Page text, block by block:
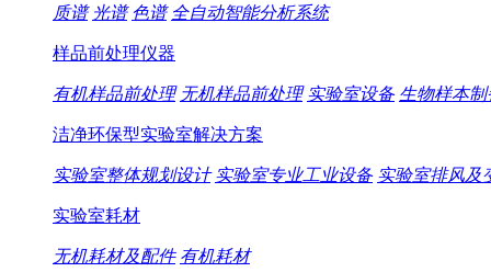
质谱 光谱 色谱 全自动智能分析系统
样品前处理仪器
有机样品前处理 无机样品前处理 实验室设备 生物样本制
洁净环保型实验室解决方案
实验室整体规划设计 实验室专业工业设备 实验室排风及
实验室耗材
无机耗材及配件 有机耗材